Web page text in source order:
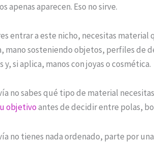
apenas aparecen. Eso no sirve.
entrar a este nicho, necesitas material
mano sosteniendo objetos, perfiles de
y, si aplica, manos con joyas o cosmética.
no sabes qué tipo de material
objetivoantes de decidir entre polas,
no tienes nada ordenado, parte por